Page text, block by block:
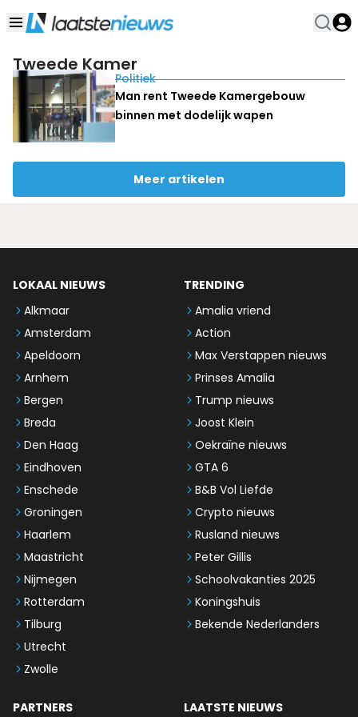
Tweede Kamer
Politiek
Man rent Tweede Kamergebouw
binnen met dodelijk wapen
Meer artikelen
LOKAAL NIEUWS
Alkmaar
Amsterdam
Apeldoorn
Arnhem
Bergen
Breda
Den Haag
Eindhoven
Enschede
Groningen
Haarlem
Maastricht
Nijmegen
Rotterdam
Tilburg
Utrecht
Zwolle
TRENDING
Amalia vriend
Action
Max Verstappen nieuws
Prinses Amalia
Trump nieuws
Joost Klein
Oekraïne nieuws
GTA 6
B&B Vol Liefde
Crypto nieuws
Rusland nieuws
Peter Gillis
Schoolvakanties 2025
Koningshuis
Bekende Nederlanders
PARTNERS LAATSTE NIEUWS